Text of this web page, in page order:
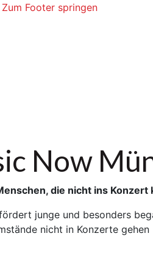
Zum Footer springen
Now
die nicht ins Konzert
junge und besonders
nicht in Konzerte